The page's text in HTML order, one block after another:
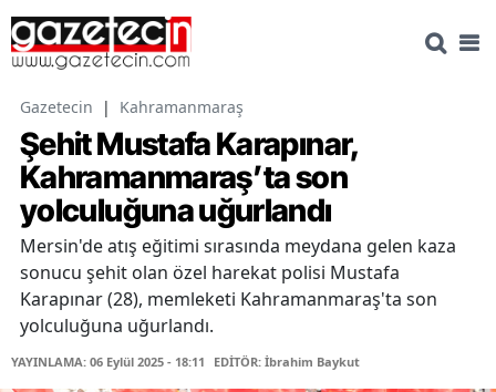
Gazetecin | Kahramanmaraş
Şehit Mustafa Karapınar,
Kahramanmaraş’ta son
yolculuğuna uğurlandı
Mersin'de atış eğitimi sırasında meydana gelen kaza
sonucu şehit olan özel harekat polisi Mustafa
Karapınar (28), memleketi Kahramanmaraş'ta son
yolculuğuna uğurlandı.
YAYINLAMA: 06 Eylül 2025 - 18:11 EDİTÖR: İbrahim Baykut